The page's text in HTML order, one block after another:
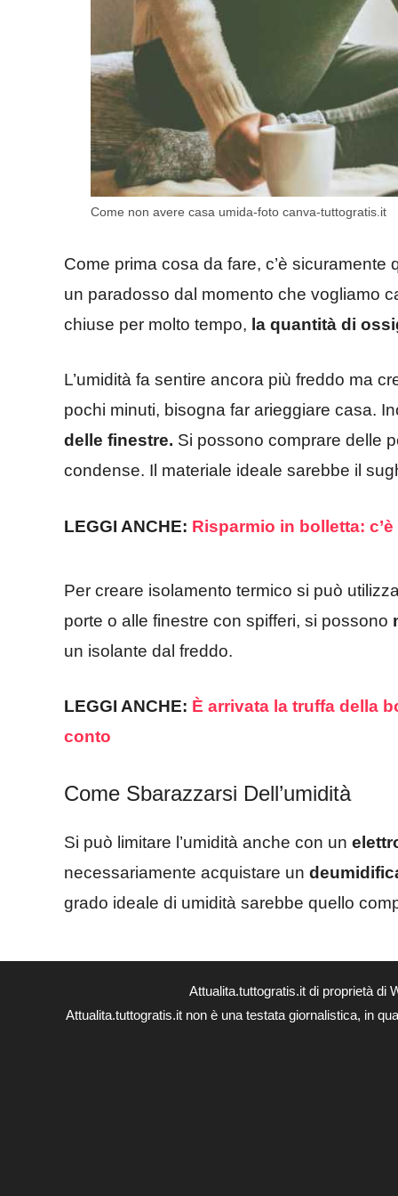
Come non avere casa umida-foto canva-tuttogratis.it
Come prima cosa da fare, c’è sicuramente
un paradosso dal momento che vogliamo
chiuse per molto tempo, la quantità di
L’umidità fa sentire ancora più freddo ma
pochi minuti, bisogna far arieggiare casa.
delle finestre. Si possono comprare delle
condense. Il materiale ideale sarebbe il
LEGGI ANCHE: Risparmio in bolletta:
Per creare isolamento termico si può
porte o alle finestre con spifferi, si possono
un isolante dal freddo.
LEGGI ANCHE: È arrivata la truffa della
conto
Come Sbarazzarsi Dell’umidità
Si può limitare l’umidità anche con un
necessariamente acquistare un
grado ideale di umidità sarebbe quello
Attualita.tuttogratis.it di proprietà di
Attualita.tuttogratis.it non è una testata giornalistica, in